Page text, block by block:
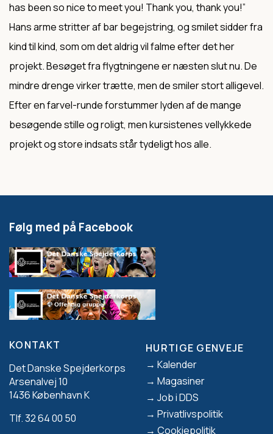
has been so nice to meet you! Thank you, thank you!”
Hans arme stritter af bar begejstring, og smilet sidder fra
kind til kind, som om det aldrig vil falme efter det her
projekt. Besøget fra flygtningene er næsten slut nu. De
mindre drenge virker trætte, men de smiler stort alligevel.
Efter en farvel-runde forstummer lyden af de mange
besøgende stille og roligt, men kursistenes vellykkede
projekt og store indsats står tydeligt hos alle.
Følg med på Facebook
KONTAKT
Det Danske Spejderkorps
Arsenalvej 10
1436 København K
Tlf. 32 64 00 50
Footer
HURTIGE GENVEJE
Kalender
Magasiner
Job i DDS
Privatlivspolitik
Cookiepolitik